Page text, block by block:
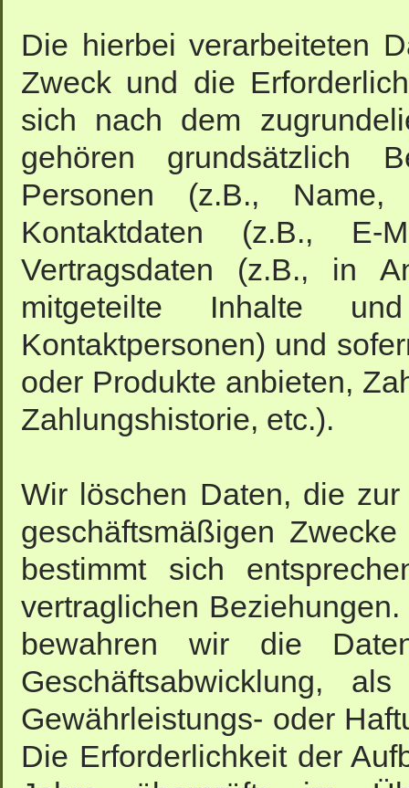
Die hierbei verarbeiteten
Zweck und die
sich nach dem
gehören grundsätzlich
Personen (z.B.,
Kontaktdaten (z.B., E-
Vertragsdaten (z.B., in
mitgeteilte Inhalte
Kontaktpersonen) und
oder Produkte anbieten,
Zahlungshistorie, etc.).
Wir löschen Daten, die
geschäftsmäßigen
bestimmt sich
vertraglichen
bewahren wir die
Geschäftsabwicklung,
Gewährleistungs- oder
Die Erforderlichkeit der